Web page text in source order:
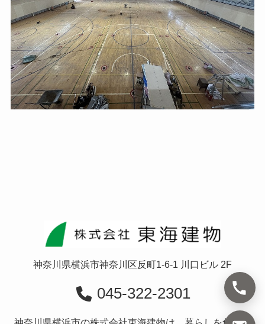
神奈川県横浜市神奈川区反町1-6-1 川口ビル 2F
045-322-2301